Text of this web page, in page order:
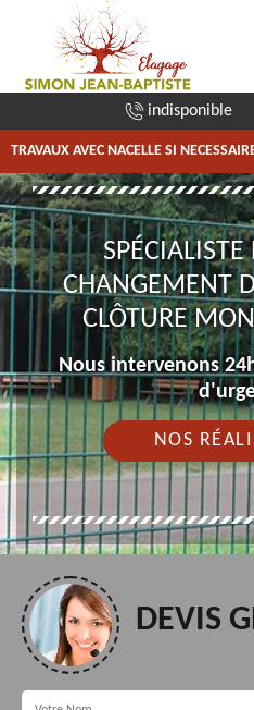
indisponible
TRAVAUX AVEC NACELLE SI
SPÉCIALISTE
CHANGEMENT
CLÔTURE
Nous intervenons
NOS
DEVIS